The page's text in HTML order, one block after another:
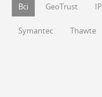
Всі GeoTrust IP
Symantec Thawte